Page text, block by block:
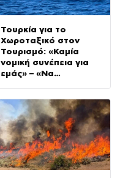
Τουρκία για το
Χωροταξικό στον
Τουρισμό: «Καμία
νομική συνέπεια για
εμάς» – «Να
στο Αιγαίο»